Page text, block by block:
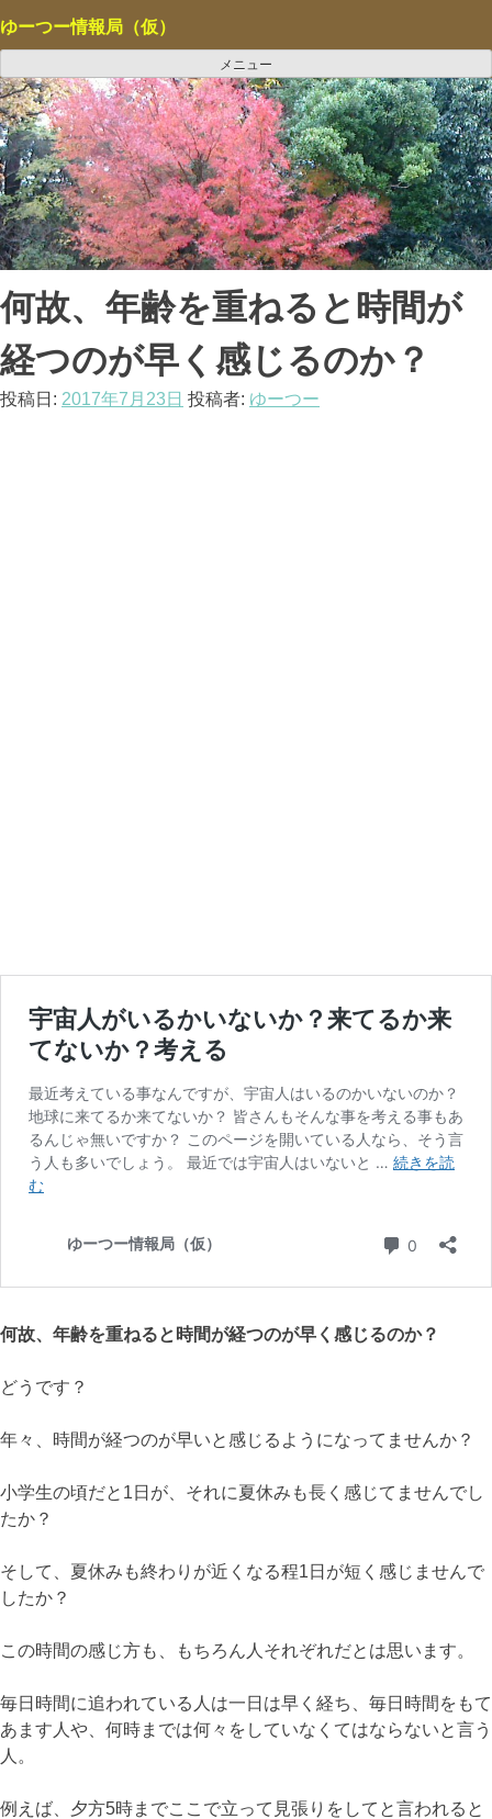
ン
ン
ツ
へ
ス
キ
ッ
プ
ゆーつー情報局（仮）
メニュー
何故、年齢を重ねると時間が
経つのが早く感じるのか？
投稿日: 2017年7月23日 投稿者: ゆーつー
何故、年齢を重ねると時間が経つのが早く感じるのか？
どうです？
年々、時間が経つのが早いと感じるようになってませんか？
小学生の頃だと1日が、それに夏休みも長く感じてませんでし
たか？
そして、夏休みも終わりが近くなる程1日が短く感じませんで
したか？
この時間の感じ方も、もちろん人それぞれだとは思います。
毎日時間に追われている人は一日は早く経ち、毎日時間をもて
あます人や、何時までは何々をしていなくてはならないと言う
人。
例えば、夕方5時までここで立って見張りをしてと言われると